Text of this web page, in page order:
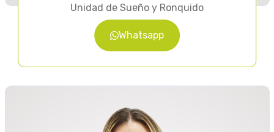
Unidad de Sueño y Ronquido
Whatsapp